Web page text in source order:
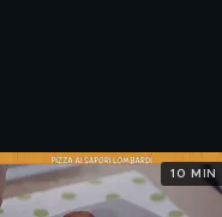
10 MIN